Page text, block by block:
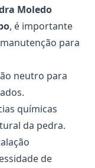
Moledo
, é importante
para
neutro para
químicas
da pedra.
de